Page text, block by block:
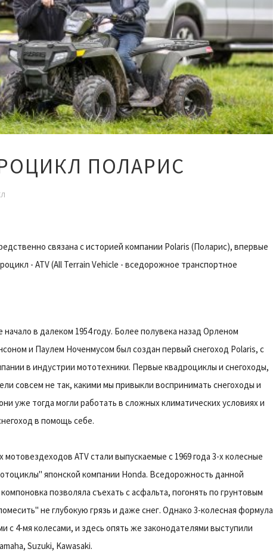
ПОЛАРИС
связана с историей компании Polaris (Поларис), впервые
- ATV (All Terrain Vehicle - вседорожное транспортное
в далеком 1954 году. Более полувека назад Орленом
и Паулем Ноченмусом был создан первый снегоход Polaris, с
в индустрии мототехники. Первые квадроциклы и снегоходы,
совсем не так, какими мы привыкли воспринимать снегоходы и
уже тогда могли работать в сложных климатических условиях и
в помощь себе.
ATV стали выпускаемые с 1969 года 3-х колесные
японской компании Honda. Вседорожность данной
позволяла съехать с асфальта, погонять по грунтовым
не глубокую грязь и даже снег. Однако 3-колесная формула
с 4-мя колесами, и здесь опять же законодателями выступили
Suzuki, Kawasaki.